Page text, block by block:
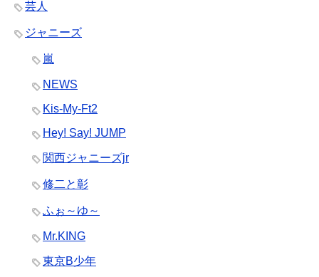
芸人
ジャニーズ
嵐
NEWS
Kis-My-Ft2
Hey! Say! JUMP
関西ジャニーズjr
修二と彰
ふぉ～ゆ～
Mr.KING
東京B少年